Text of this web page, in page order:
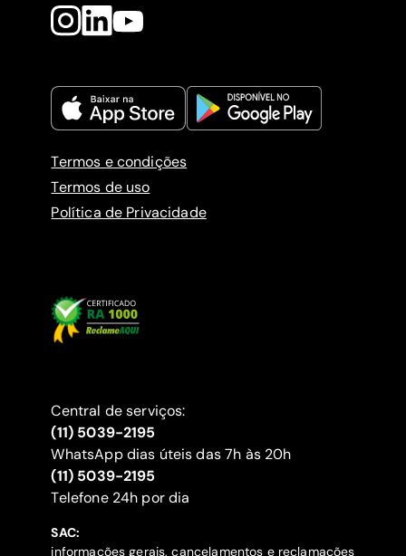
Termos e condições
Termos de uso
Política de Privacidade
Central de serviços:
(11) 5039-2195
WhatsApp dias úteis das 7h às 20h
(11) 5039-2195
‍Telefone 24h por dia
SAC:
informações gerais, cancelamentos e reclamações